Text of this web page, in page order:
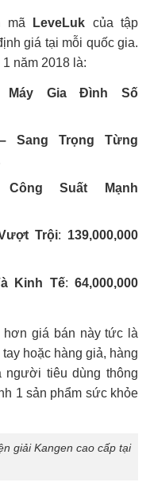
mã LeveLuk của tập
giá tại mỗi quốc gia.
năm 2018 là:
Máy Gia Đình Số
Sang Trọng Từng
Suất Mạnh
Trội: 139,000,000
Kinh Tế:64,000,000
hơn giá bán này tức là
hoặc hàng giả, hàng
người tiêu dùng thông
1 sản phẩm sức khỏe
giải Kangen cao cấp tại